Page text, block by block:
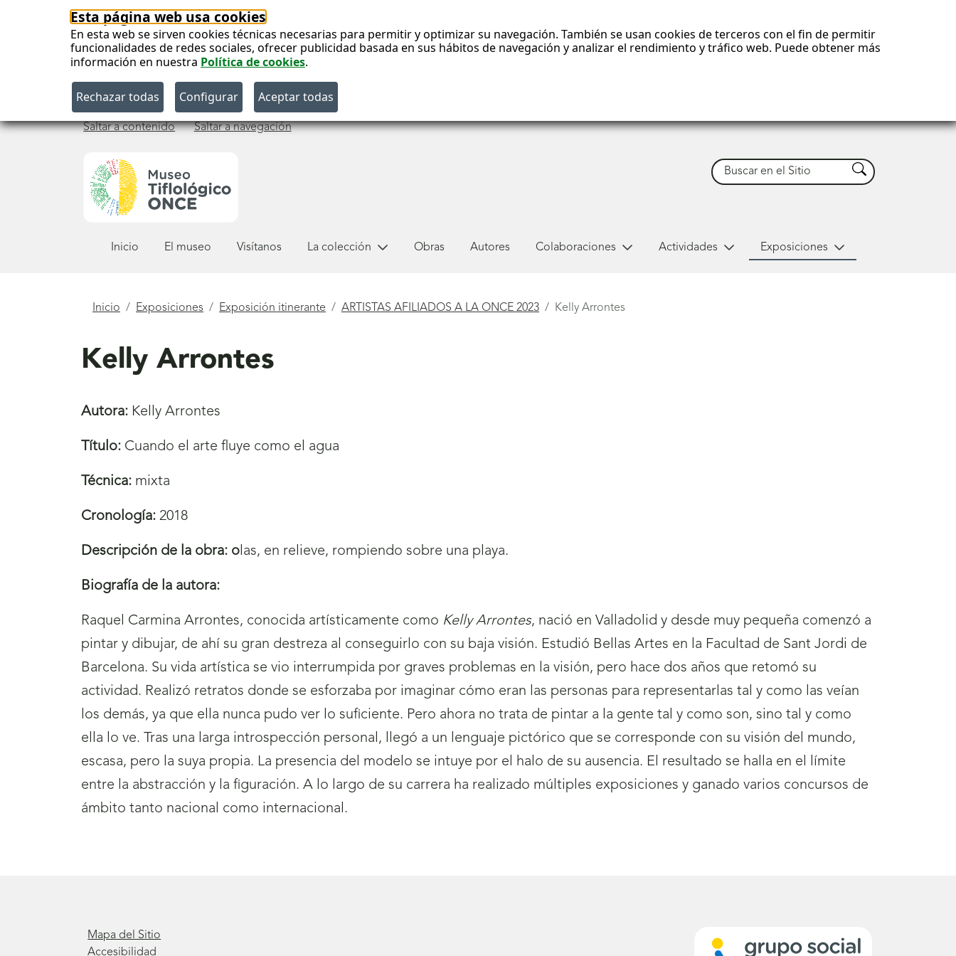
Esta página web usa cookies
En esta web se sirven cookies técnicas necesarias para permitir y optimizar su navegación. También se usan cookies de terceros con el fin de permitir
funcionalidades de redes sociales, ofrecer publicidad basada en sus hábitos de navegación y analizar el rendimiento y tráfico web. Puede obtener más
información en nuestra Política de cookies.
Saltar a contenido Saltar a navegación
Buscar Buscar
Inicio El museo Visítanos La colección Obras Autores Colaboraciones Actividades Exposiciones
Está
Inicio Exposiciones Exposición itinerante ARTISTAS AFILIADOS A LA ONCE 2023 Kelly Arrontes
Kelly Arrontes
Autora: Kelly Arrontes
Título: Cuando el arte fluye como el agua
Técnica: mixta
Cronología: 2018
Descripción de la obra: olas, en relieve, rompiendo sobre una playa.
Biografía de la autora:
Raquel Carmina Arrontes, conocida artísticamente como Kelly Arrontes, nació en Valladolid y desde muy pequeña comenzó a
pintar y dibujar, de ahí su gran destreza al conseguirlo con su baja visión. Estudió Bellas Artes en la Facultad de Sant Jordi de
Barcelona. Su vida artística se vio interrumpida por graves problemas en la visión, pero hace dos años que retomó su
actividad. Realizó retratos donde se esforzaba por imaginar cómo eran las personas para representarlas tal y como las veían
los demás, ya que ella nunca pudo ver lo suficiente. Pero ahora no trata de pintar a la gente tal y como son, sino tal y como
ella lo ve. Tras una larga introspección personal, llegó a un lenguaje pictórico que se corresponde con su visión del mundo,
escasa, pero la suya propia. La presencia del modelo se intuye por el halo de su ausencia. El resultado se halla en el límite
entre la abstracción y la figuración. A lo largo de su carrera ha realizado múltiples exposiciones y ganado varios concursos de
ámbito tanto nacional como internacional.
Mapa del Sitio
Accesibilidad